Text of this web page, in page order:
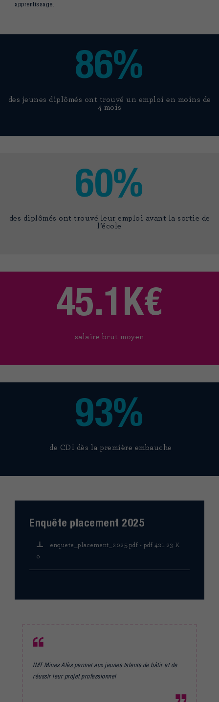
apprentissage.
86%
des jeunes diplômés ont trouvé un emploi en moins de
4 mois
60%
des diplômés ont trouvé leur emploi avant la sortie de
l’école
45.1K€
salaire brut moyen
93%
de CDI dès la première embauche
Enquête placement 2025
enquete_placement_2025.pdf - pdf 421.23 K
o
IMT Mines Alès permet aux jeunes talents de bâtir et de
réussir leur projet professionnel